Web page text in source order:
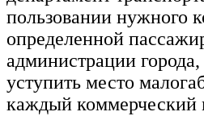
пользовании нужного
определенной
администрации
уступить место
каждый коммерческий